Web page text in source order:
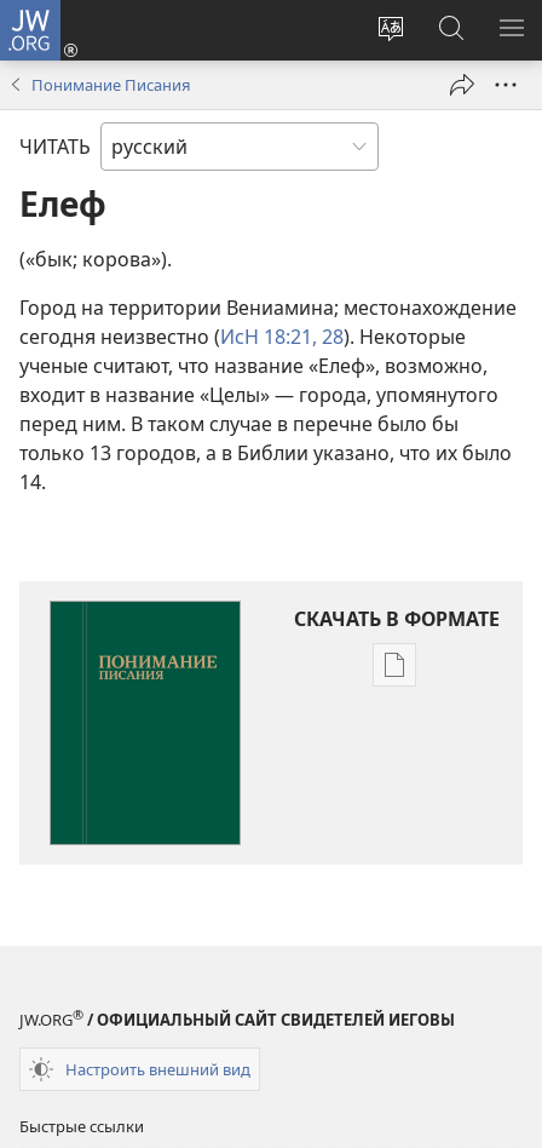
JW.ORG
Изменить
Войти
(открывается
окне)
Поиск
по
jw.org
Понимание Писания
ЧИТАТЬ
Елеф
(«бык; корова»).
Город на территории Вениамина; местонахождение
сегодня неизвестно (ИсН 18:21, 28). Некоторые
ученые считают, что название «Елеф», возможно,
входит в название «Целы» — города, упомянутого
перед ним. В таком случае в перечне было бы
только 13 городов, а в Библии указано, что их было
14.
СКАЧАТЬ В ФОРМАТЕ
Варианты
JW.ORG® / ОФИЦИАЛЬНЫЙ САЙТ СВИДЕТЕЛЕЙ ИЕГОВЫ
Настроить внешний вид
Быстрые ссылки